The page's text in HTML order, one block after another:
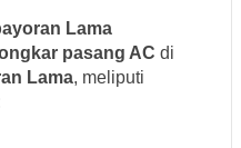
Lama
pasang AC di
Lama, meliputi